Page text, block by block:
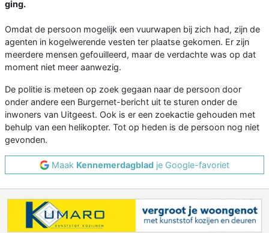
ging.
Omdat de persoon mogelijk een vuurwapen bij zich had, zijn de
agenten in kogelwerende vesten ter plaatse gekomen. Er zijn
meerdere mensen gefouilleerd, maar de verdachte was op dat
moment niet meer aanwezig.
De politie is meteen op zoek gegaan naar de persoon door
onder andere een Burgernet-bericht uit te sturen onder de
inwoners van Uitgeest. Ook is er een zoekactie gehouden met
behulp van een helikopter. Tot op heden is de persoon nog niet
gevonden.
Maak Kennemerdagblad je Google-favoriet